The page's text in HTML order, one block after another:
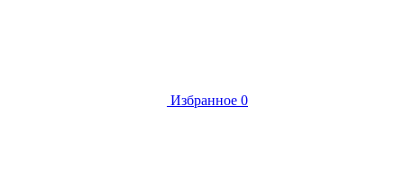
Избранное 0